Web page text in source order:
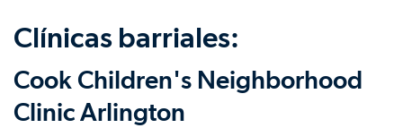
Clínicas barriales:
Cook Children's Neighborhood
Clinic Arlington